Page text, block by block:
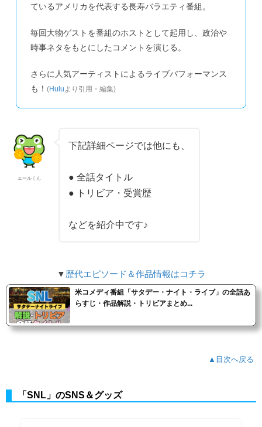
ているアメリカを代表する長寿バラエティ番組。
毎回大物ゲストを番組のホストとして起用し、政治や
時事ネタをもとにしたコメントを演じる。
さらに人気アーティストによるライブパフォーマンス
も！ (Hulu より引用・編集)
エールくん
下記詳細ページでは他にも、
● 全話タイトル
● トリビア・受賞歴
などを紹介中です♪
▼ 歴代エピソード＆作品情報はコチラ
米コメディ番組「サタデー・ナイト・ライブ」の全話あ
らすじ・作品解説・トリビアまとめ...
▲目次へ戻る
「SNL」のSNS＆グッズ